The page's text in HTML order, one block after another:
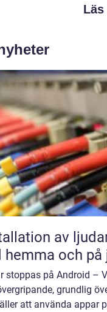
av
hemma och på
stoppas på Android –
grundlig
att använda appar